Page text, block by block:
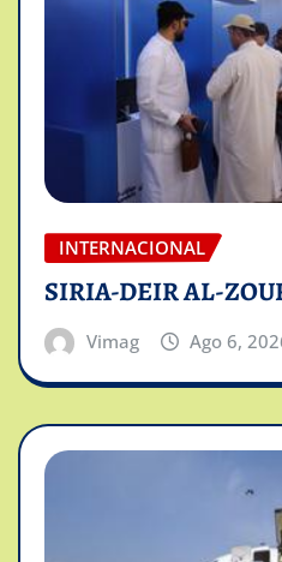
INTERNACIONAL
SIRIA-DEIR AL-
Vimag Ago 6,